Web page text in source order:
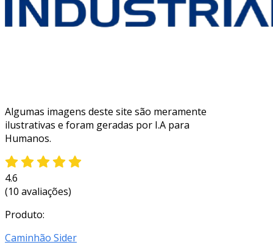
Algumas imagens deste site são meramente
ilustrativas e foram geradas por I.A para
Humanos.
4.6
(10 avaliações)
Produto:
Caminhão Sider